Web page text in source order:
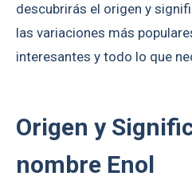
descubrirás el origen y
las variaciones más
interesantes y todo lo que
Origen y
nombre Enol